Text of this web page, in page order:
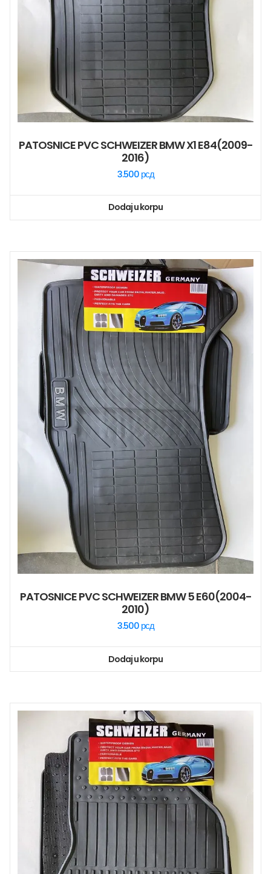
PATOSNICE PVC SCHWEIZER BMW X1 E84(2009-
2016)
3.500 рсд
Dodaj u korpu
PATOSNICE PVC SCHWEIZER BMW 5 E60(2004-
2010)
3.500 рсд
Dodaj u korpu